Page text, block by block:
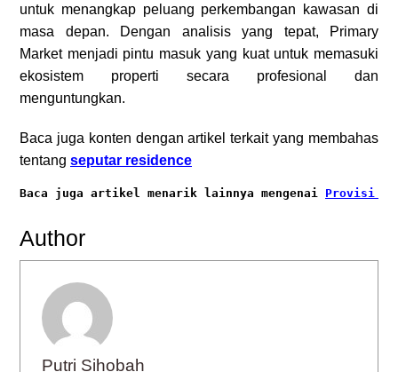
untuk menangkap peluang perkembangan kawasan di
masa depan. Dengan analisis yang tepat, Primary
Market menjadi pintu masuk yang kuat untuk memasuki
ekosistem properti secara profesional dan
menguntungkan.
Baca juga konten dengan artikel terkait yang membahas
tentang seputar residence
Baca juga artikel menarik lainnya mengenai Provisi
Author
Putri Sihobah